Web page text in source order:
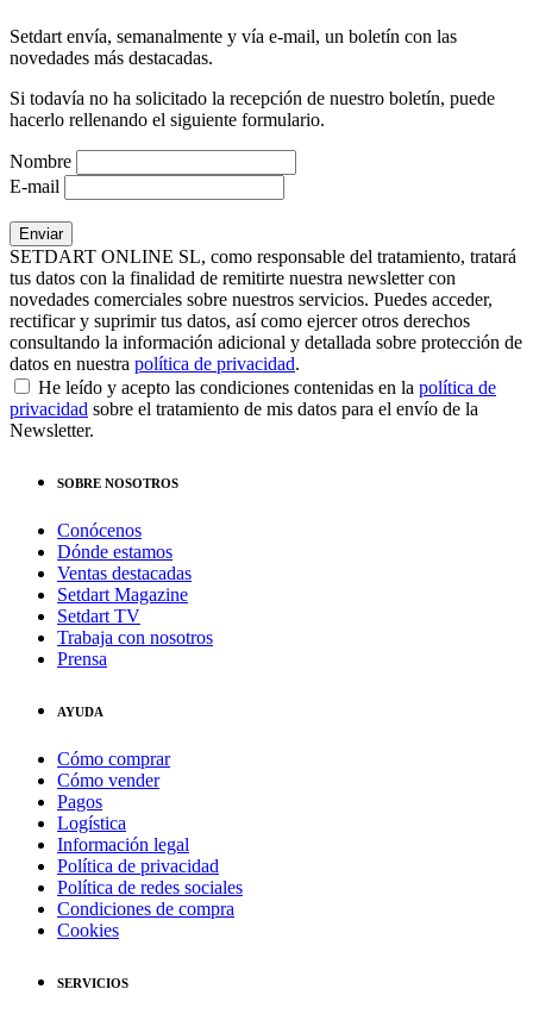
Setdart envía, semanalmente y vía e-mail, un boletín con las
novedades más destacadas.
Si todavía no ha solicitado la recepción de nuestro boletín, puede
hacerlo rellenando el siguiente formulario.
Nombre
E-mail
SETDART ONLINE SL, como responsable del tratamiento, tratará
tus datos con la finalidad de remitirte nuestra newsletter con
novedades comerciales sobre nuestros servicios. Puedes acceder,
rectificar y suprimir tus datos, así como ejercer otros derechos
consultando la información adicional y detallada sobre protección de
datos en nuestra política de privacidad.
He leído y acepto las condiciones contenidas en la política de
privacidad sobre el tratamiento de mis datos para el envío de la
Newsletter.
SOBRE NOSOTROS
Conócenos
Dónde estamos
Ventas destacadas
Setdart Magazine
Setdart TV
Trabaja con nosotros
Prensa
AYUDA
Cómo comprar
Cómo vender
Pagos
Logística
Información legal
Política de privacidad
Política de redes sociales
Condiciones de compra
Cookies
SERVICIOS